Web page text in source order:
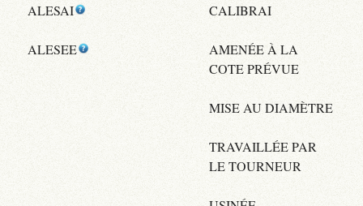
ALESAI CALIBRAI
ALESEE
AMENÉE À LA
COTE PRÉVUE
MISE AU DIAMÈTRE
TRAVAILLÉE PAR
LE TOURNEUR